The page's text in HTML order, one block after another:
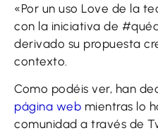
«Por un uso Love de la
con la iniciativa de
derivado su propuesta
contexto.
Como podéis ver, han
página web mientras lo
comunidad a través de